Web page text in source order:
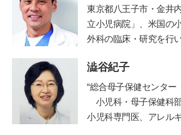
の指導経験を経て、
で「子どもの好奇心に
テーマにした探究学舎
めさまざまなメディア
る。著書に『勉強嫌い
子どもが勝手に学びだ
リー活用術』(PHP研究
東京都八王子市・金井
立小児病院」、米国の
外科の臨床・研究を行
外科。保育園の園医、
務める。
澁谷紀子
“総合母子保健センター
小児科・母子保健科
小児科専門医、アレル